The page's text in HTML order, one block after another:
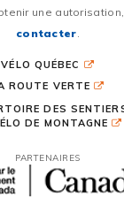
une
contacter.
VÉLO QUÉBEC
ROUTE VERTE
DES
DE MONTAGNE
PARTENAIRES